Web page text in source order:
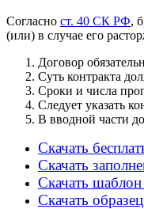
Согласно ст. 40 СК РФ,
(или) в случае его
Договор
Суть контракта
Сроки и числа
Следует указать
В вводной части
Скачать
Скачать
Скачать
Скачать